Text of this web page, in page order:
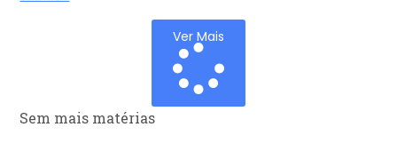
Ver Mais
Sem mais matérias